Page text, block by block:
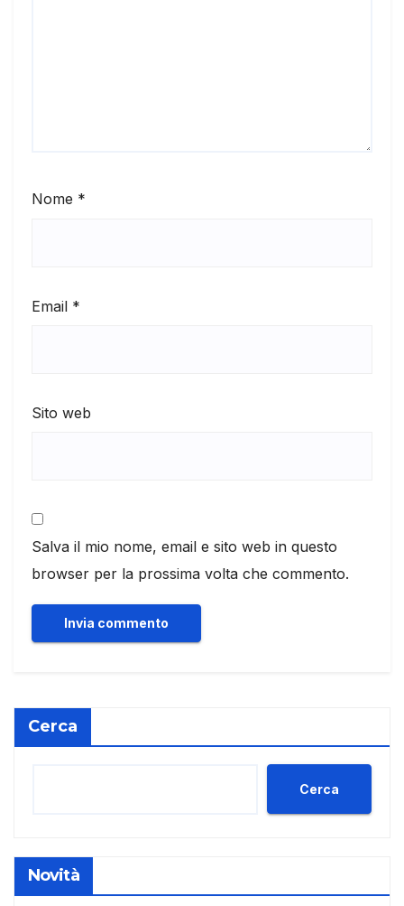
Nome *
Email *
Sito web
Salva il mio nome, email e sito web in questo
browser per la prossima volta che commento.
Cerca
Cerca
Novità